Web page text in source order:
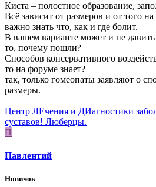
Киста – полостное образование,
Всё зависит от размеров и от того
важно знать что, как и где болит.
В вашем варианте может и не
то, почему пошли?
Способов консервативного
то на форуме знает?
так, только гомеопаты заявляют о
размеры.
Центр ЛЕчения и ДИагностики
суставов! Люберцы.
П
Павлентий
Новичок